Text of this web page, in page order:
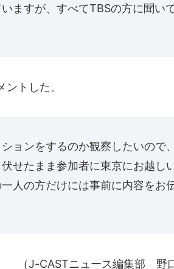
ますが、すべてTBSの方に聞い
トした。
ョンをするのか観察したいので
せたまま参加者に東京にお越し
人の方だけには事前に内容をお
（J-CASTニュース編集部 野